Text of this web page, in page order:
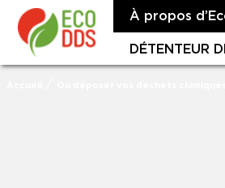
À propos
DÉTENTEUR